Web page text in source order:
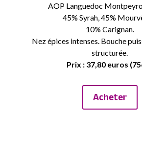
AOP Languedoc
45% Syrah, 45%
10% Carignan.
Nez épices intenses. Bouche
structurée.
Prix : 37,80 euros
Acheter